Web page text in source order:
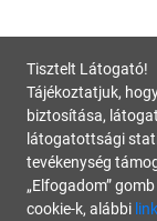
Tisztelt Látogató!
Tájékoztatjuk,
biztosítása,
látogatottsági
tevékenység
„Elfogadom”
cookie-k, alábbi